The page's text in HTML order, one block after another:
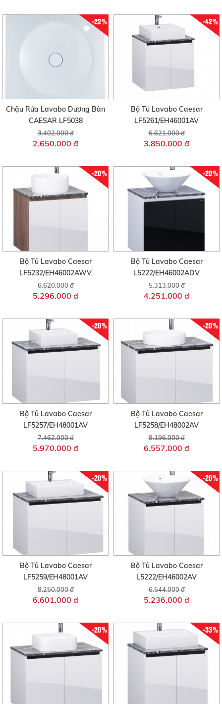
-22%
Chậu Rửa Lavabo Dương Bàn
CAESAR LF5038
3.402.000 đ
2.650.000 đ
-42%
Bộ Tủ Lavabo Caesar
LF5261/EH46001AV
6.621.000 đ
3.850.000 đ
-20%
Bộ Tủ Lavabo Caesar
LF5232/EH46002AWV
6.620.000 đ
5.296.000 đ
-20%
Bộ Tủ Lavabo Caesar
L5222/EH46002ADV
5.313.000 đ
4.251.000 đ
-20%
Bộ Tủ Lavabo Caesar
LF5257/EH48001AV
7.462.000 đ
5.970.000 đ
-20%
Bộ Tủ Lavabo Caesar
LF5258/EH48002AV
8.196.000 đ
6.557.000 đ
-20%
Bộ Tủ Lavabo Caesar
LF5259/EH48001AV
8.250.000 đ
6.601.000 đ
-20%
Bộ Tủ Lavabo Caesar
L5222/EH46002AV
6.544.000 đ
5.236.000 đ
-20% -33%